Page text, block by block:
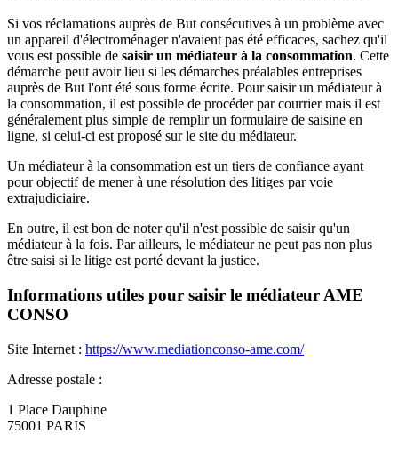
Si vos réclamations auprès de But consécutives à un problème avec
un appareil d'électroménager n'avaient pas été efficaces, sachez qu'il
vous est possible de saisir un médiateur à la consommation. Cette
démarche peut avoir lieu si les démarches préalables entreprises
auprès de But l'ont été sous forme écrite. Pour saisir un médiateur à
la consommation, il est possible de procéder par courrier mais il est
généralement plus simple de remplir un formulaire de saisine en
ligne, si celui-ci est proposé sur le site du médiateur.
Un médiateur à la consommation est un tiers de confiance ayant
pour objectif de mener à une résolution des litiges par voie
extrajudiciaire.
En outre, il est bon de noter qu'il n'est possible de saisir qu'un
médiateur à la fois. Par ailleurs, le médiateur ne peut pas non plus
être saisi si le litige est porté devant la justice.
Informations utiles pour saisir le médiateur AME
CONSO
Site Internet : https://www.mediationconso-ame.com/
Adresse postale :
1 Place Dauphine
75001 PARIS